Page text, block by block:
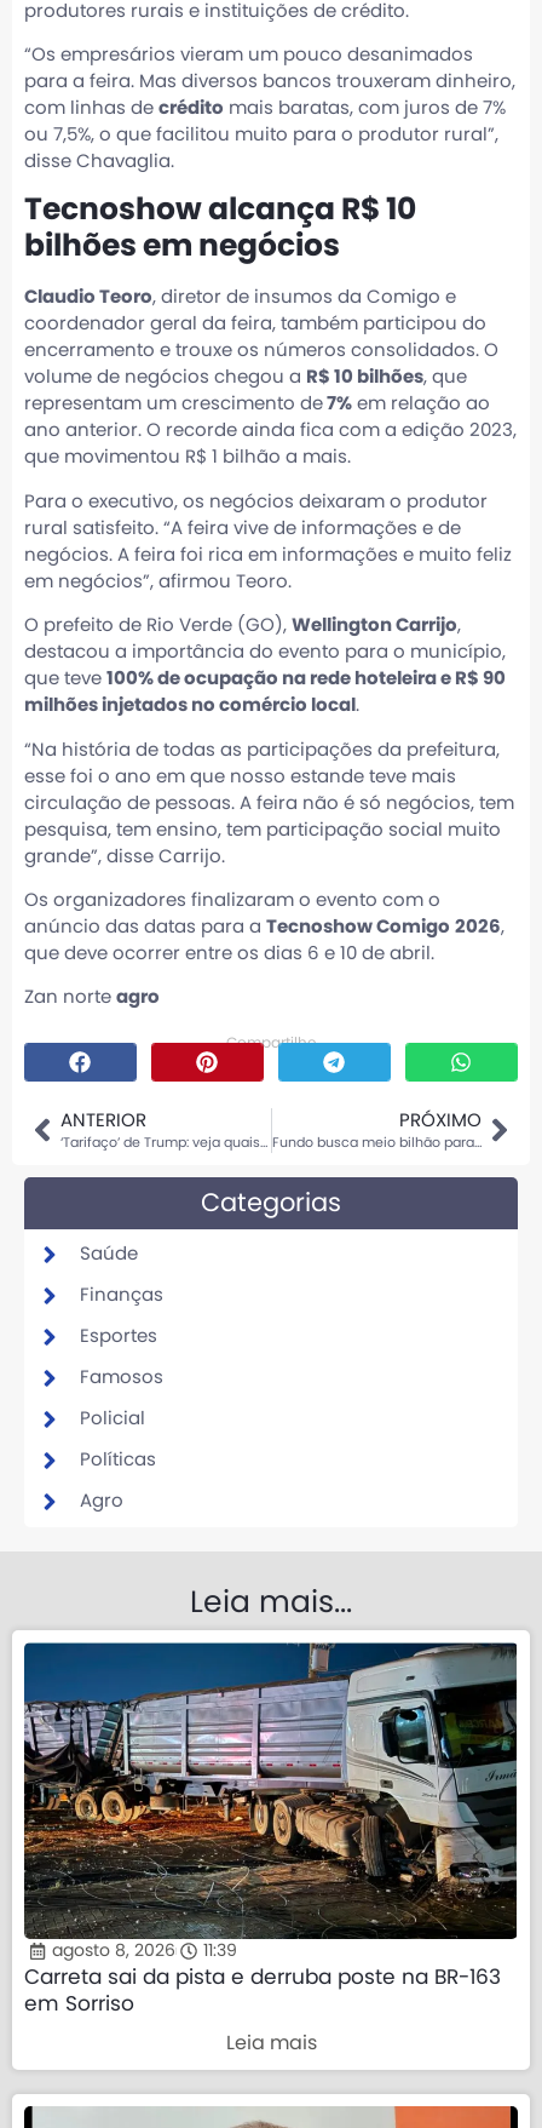
produtores rurais e instituições de crédito.
“Os empresários vieram um pouco desanimados
para a feira. Mas diversos bancos trouxeram dinheiro,
com linhas de crédito mais baratas, com juros de 7%
ou 7,5%, o que facilitou muito para o produtor rural”,
disse Chavaglia.
Tecnoshow alcança R$ 10
bilhões em negócios
Claudio Teoro, diretor de insumos da Comigo e
coordenador geral da feira, também participou do
encerramento e trouxe os números consolidados. O
volume de negócios chegou a R$ 10 bilhões, que
representam um crescimento de 7% em relação ao
ano anterior. O recorde ainda fica com a edição 2023,
que movimentou R$ 1 bilhão a mais.
Para o executivo, os negócios deixaram o produtor
rural satisfeito. “A feira vive de informações e de
negócios. A feira foi rica em informações e muito feliz
em negócios”, afirmou Teoro.
O prefeito de Rio Verde (GO), Wellington Carrijo,
destacou a importância do evento para o município,
que teve 100% de ocupação na rede hoteleira e R$ 90
milhões injetados no comércio local .
“Na história de todas as participações da prefeitura,
esse foi o ano em que nosso estande teve mais
circulação de pessoas. A feira não é só negócios, tem
pesquisa, tem ensino, tem participação social muito
grande”, disse Carrijo.
Os organizadores finalizaram o evento com o
anúncio das datas para a Tecnoshow Comigo 2026,
que deve ocorrer entre os dias 6 e 10 de abril.
Zan norte agro
Compartilhe
ANTERIOR
‘Tarifaço’ de Trump: veja quais são os produtos que o agro do Brasil mais vende para os EUA
PRÓXIMO
Fundo busca meio bilhão para financiar agricultura regenerativa – Leia mais em: https://capitalreset.uol.com.br/agronegocio/agricultura/fundo-busca-meio-bilhao-para-financiar-agricultura-regenerativa/
Categorias
Saúde
Finanças
Esportes
Famosos
Policial
Políticas
Agro
Leia mais...
agosto 8, 2026 11:39
Carreta sai da pista e derruba poste na BR-163
em Sorriso
Leia mais